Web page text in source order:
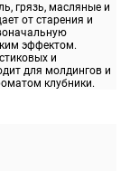
грязь, масляные и
от старения и
эффектом.
и
для молдингов и
клубники.